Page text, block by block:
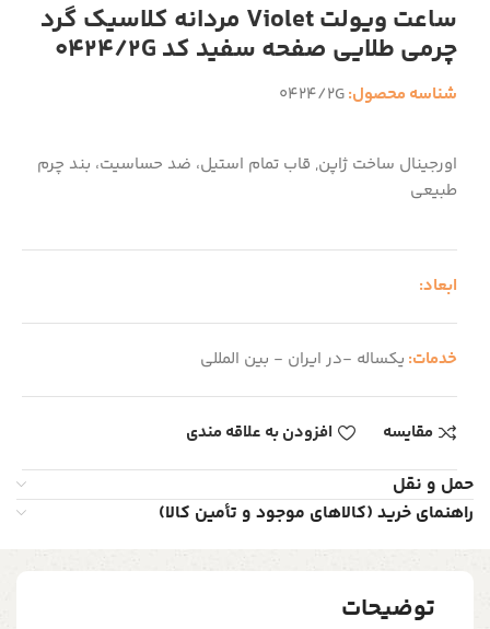
ساعت ویولت Violet مردانه کلاسیک گرد
چرمی طلایی صفحه سفید کد 0424/2G
شناسه محصول:0424/2G
اورجینال ساخت ژاپن, قاب تمام استیل، ضد حساسیت، بند چرم
طبیعی
ابعاد:
خدمات: یکساله -در ایران - بین المللی
مقایسه افزودن به علاقه مندی
حمل و نقل
راهنمای خرید (کالاهای موجود و تأمین کالا)
توضیحات